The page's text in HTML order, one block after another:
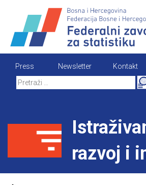
content
Press Newsletter
Kontakt
razvoj i